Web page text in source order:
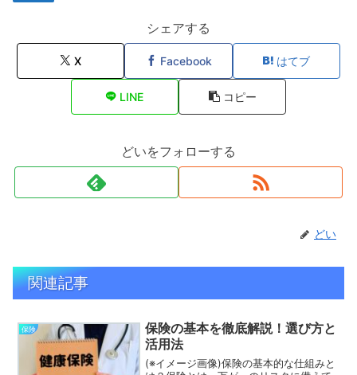
シェアする
X Facebook はてブ
LINE コピー
どいをフォローする
どい
関連記事
保険
保険の基本を徹底解説！選び方と
活用法
(※イメージ画像)保険の基本的な仕組みと